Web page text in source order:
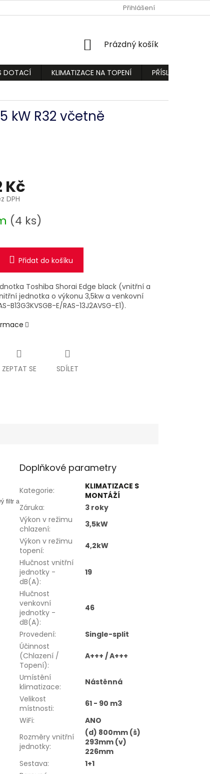
PODMÍNKY OCHRANY OSOBNÍCH ÚDAJŮ
Přihlášení
NÁKUPNÍ
Prázdný košík
DOTACÍ KLIMATIZACE NA TOPENÍ
PŘÍSLUŠENSTVÍ
kW R32 včetně
Kč
DPH
(4 ks)
Přidat do košíku
Toshiba Shorai Edge black (vnitřní a
jednotka o výkonu 3,5kw a venkovní
B13G3KVSGB-E/RAS-13J2AVSG-E1).
ZEPTAT SE SDÍLET
filtr a
Doplňkové parametry
Kategorie:
KLIMATIZACE S
MONTÁŽÍ
Záruka:
3 roky
Výkon v režimu
chlazení:
3,5kW
Výkon v režimu
topení:
4,2kW
Hlučnost vnitřní
jednotky -
dB(A):
19
Hlučnost
venkovní
jednotky -
dB(A):
46
Provedení:
Single-split
Účinnost
(Chlazení /
Topení):
A+++ / A+++
Umístění
klimatizace:
Nástěnná
Velikost
místnosti:
61 - 90 m3
WiFi:
ANO
Rozměry vnitřní
jednotky:
(d) 800mm (š)
293mm (v)
226mm
Sestava:
1+1